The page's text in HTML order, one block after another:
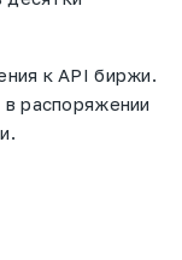
к API биржи.
в распоряжении